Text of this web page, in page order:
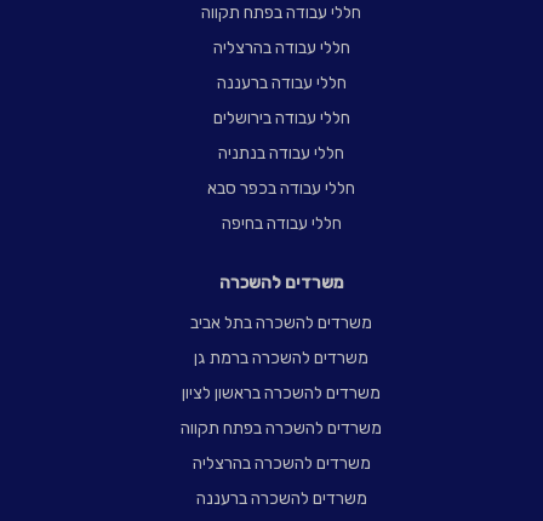
חללי עבודה בפתח תקווה
חללי עבודה בהרצליה
חללי עבודה ברעננה
חללי עבודה בירושלים
חללי עבודה בנתניה
חללי עבודה בכפר סבא
חללי עבודה בחיפה
משרדים להשכרה
משרדים להשכרה בתל אביב
משרדים להשכרה ברמת גן
משרדים להשכרה בראשון לציון
משרדים להשכרה בפתח תקווה
משרדים להשכרה בהרצליה
משרדים להשכרה ברעננה